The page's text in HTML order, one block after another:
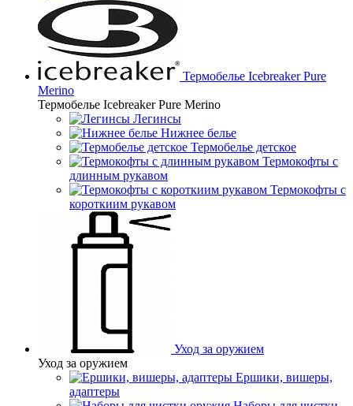
Термобелье Icebreaker Pure
Merino
Термобелье Icebreaker Pure Merino
Легинсы
Нижнее белье
Термобелье детское
Термокофты с
длинным рукавом
Термокофты с
короткиим рукавом
Уход за оружием
Уход за оружием
Ершики, вишеры,
адаптеры